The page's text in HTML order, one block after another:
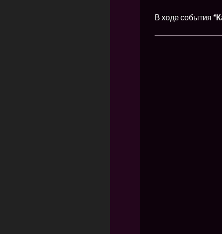
В ходе события